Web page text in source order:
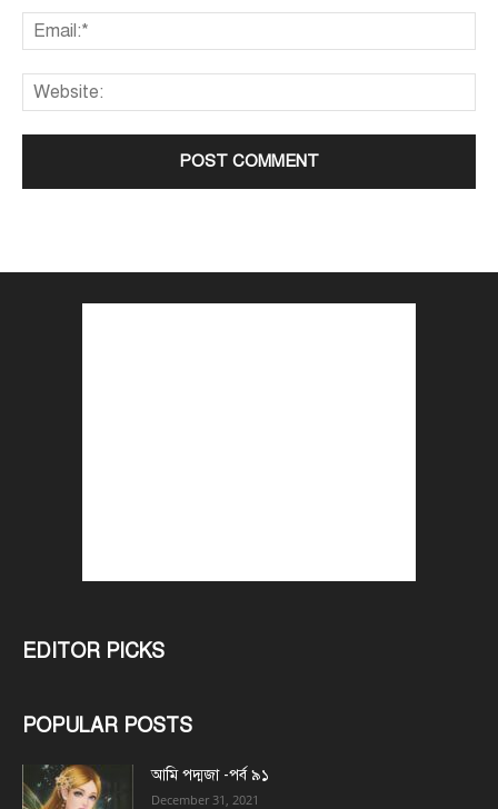
EDITOR PICKS
POPULAR POSTS
আমি পদ্মজা -পর্ব ৯১
December 31, 2021